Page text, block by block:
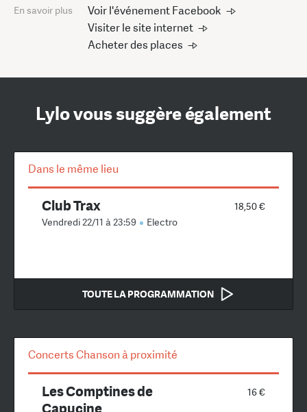
En savoir plus
Voir l'événement Facebook
Visiter le site internet
Acheter des places
Lylo vous suggère également
Dans le même lieu
18,50 €
Club Trax
Vendredi 22/11 à 23:59 Electro
TOUTE LA PROGRAMMATION
Concerts Chanson à proximité
16 €
Les Comptines de
Capucine